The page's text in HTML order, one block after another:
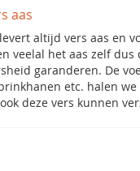
aas
altijd vers aas en
veelal het aas zelf dus
garanderen. De
etc. halen
deze vers kunnen